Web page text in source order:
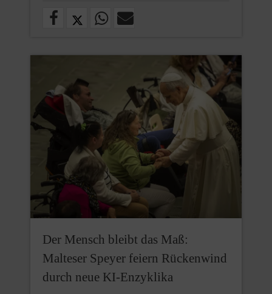
Der Mensch bleibt das Maß:
Malteser Speyer feiern Rückenwind
durch neue KI-Enzyklika